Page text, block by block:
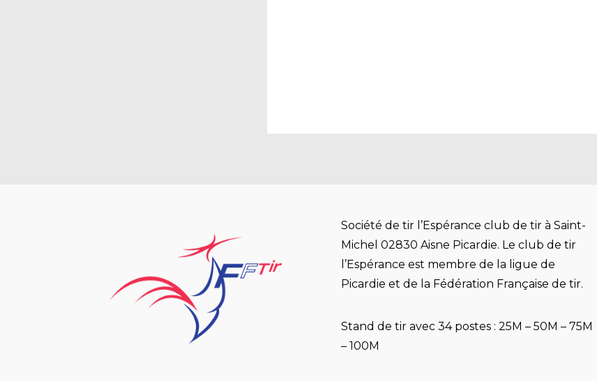
Société de tir l’Espérance club de tir à Saint-
Michel 02830 Aisne Picardie. Le club de tir
l’Espérance est membre de la ligue de
Picardie et de la Fédération Française de tir.
Stand de tir avec 34 postes : 25M – 50M – 75M
– 100M